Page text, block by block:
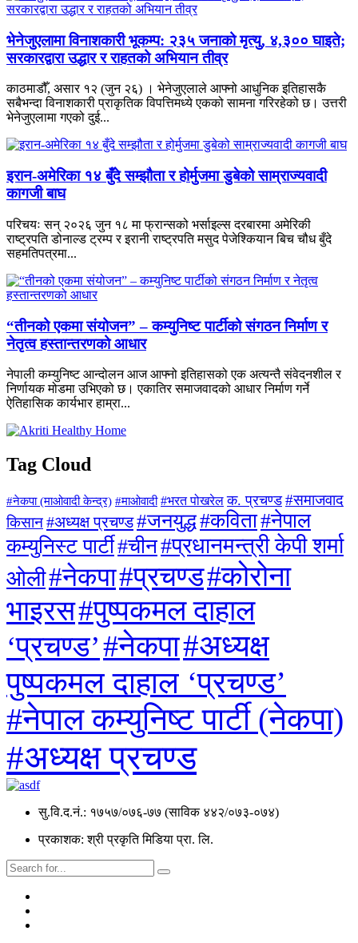
भेनेजुएलामा विनाशकारी भूकम्प: २३५ जनाको मृत्यु, ४,३०० घाइते;
सरकारद्वारा उद्धार र राहतको अभियान तीव्र
काठमाडौँ, असार १२ (जुन २६) । भेनेजुएलाले आफ्नो आधुनिक इतिहासकै
सबैभन्दा विनाशकारी प्राकृतिक विपत्तिमध्ये एकको सामना गरिरहेको छ। उत्तरी
भेनेजुएलामा गएको दुई...
इरान-अमेरिका १४ बुँदे सम्झौता र होर्मुजमा डुबेको साम्राज्यवादी
कागजी बाघ
परिचयः सन् २०२६ जुन १८ मा फ्रान्सको भर्साइल्स दरबारमा अमेरिकी
राष्ट्रपति डोनाल्ड ट्रम्प र इरानी राष्ट्रपति मसुद पेजेश्कियान बिच चौध बुँदे
सहमतिपत्रमा...
“तीनको एकमा संयोजन” – कम्युनिष्ट पार्टीको संगठन निर्माण र
नेतृत्व हस्तान्तरणको आधार
नेपाली कम्युनिष्ट आन्दोलन आज आफ्नो इतिहासको एक अत्यन्तै संवेदनशील र
निर्णायक मोडमा उभिएको छ। एकातिर समाजवादको आधार निर्माण गर्ने
ऐतिहासिक कार्यभार हाम्रा...
Tag Cloud
#नेकपा (माओवादी केन्द्र) #माओवादी #भरत पोखरेल क. प्रचण्ड #समाजवाद
किसान#अध्यक्ष प्रचण्ड#जनयुद्ध#कविता#नेपाल
कम्युनिस्ट पार्टी#चीन#प्रधानमन्त्री केपी शर्मा
ओली#नेकपा#प्रचण्ड#कोरोना
भाइरस#पुष्पकमल दाहाल
‘प्रचण्ड’#नेकपा#अध्यक्ष
पुष्पकमल दाहाल ‘प्रचण्ड’
#नेपाल कम्युनिष्ट पार्टी (नेकपा)
#अध्यक्ष प्रचण्ड
सु.वि.द.नं.: १७५७/०७६-७७ (साविक ४४२/०७३-०७४)
प्रकाशक: श्री प्रकृति मिडिया प्रा. लि.